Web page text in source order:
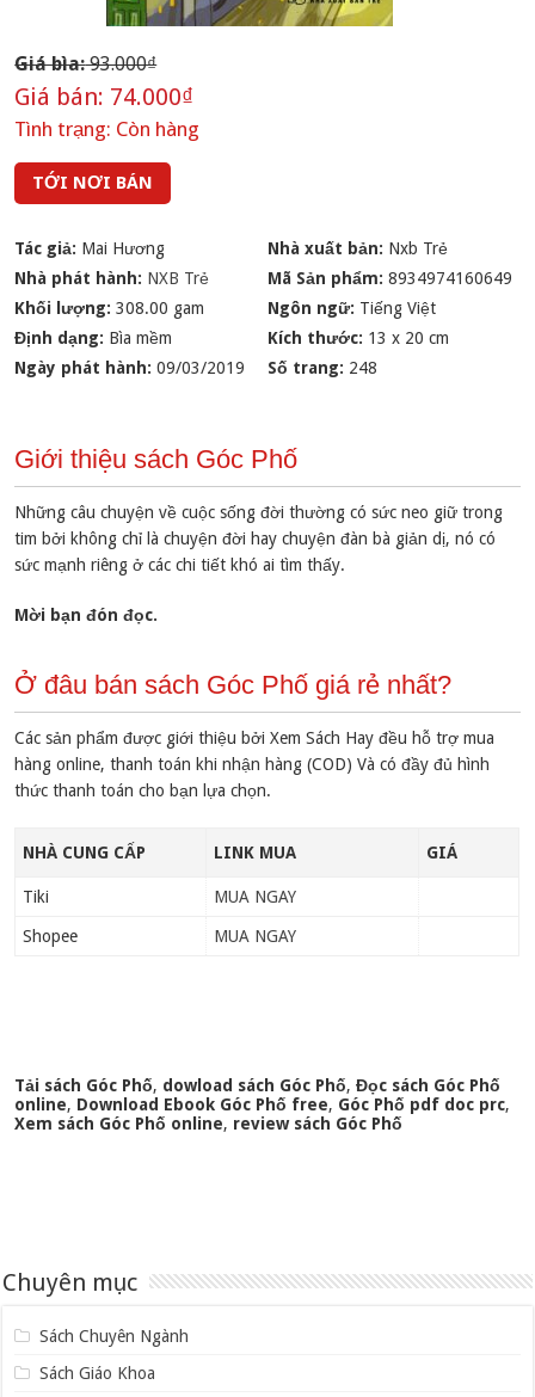
Giá bìa:93.000₫
Giá bán: 74.000₫
Tình trạng: Còn hàng
TỚI NƠI BÁN
Tác giả: Mai Hương Nhà xuất bản: Nxb Trẻ
Nhà phát hành: NXB Trẻ Mã Sản phẩm: 8934974160649
Khối lượng:308.00 gam Ngôn ngữ: Tiếng Việt
Định dạng: Bìa mềm Kích thước: 13 x 20 cm
Ngày phát hành:09/03/2019 Số trang: 248
Giới thiệu sách Góc Phố
Những câu chuyện về cuộc sống đời thường có sức neo giữ trong
tim bởi không chỉ là chuyện đời hay chuyện đàn bà giản dị, nó có
sức mạnh riêng ở các chi tiết khó ai tìm thấy.
Mời bạn đón đọc.
Ở đâu bán sách Góc Phố giá rẻ nhất?
Các sản phẩm được giới thiệu bởi Xem Sách Hay đều hỗ trợ mua
hàng online, thanh toán khi nhận hàng (COD) Và có đầy đủ hình
thức thanh toán cho bạn lựa chọn.
NHÀ CUNG CẤP LINK MUA GIÁ
Tiki MUA NGAY
Shopee MUA NGAY
Tải sách Góc Phố, dowload sách Góc Phố,Đọc sách Góc Phố
online, Download Ebook Góc Phố free, Góc Phố pdf doc prc,
Xem sách Góc Phố online, review sách Góc Phố
Chuyên mục
Sách Chuyên Ngành
Sách Giáo Khoa